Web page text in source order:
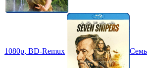
1080p, BD-Remux